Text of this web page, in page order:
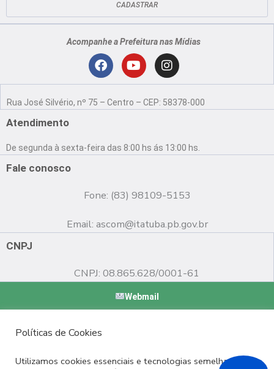
CADASTRAR
Acompanhe a Prefeitura nas Mídias
F
c
o
o
Y
u
b
e
I
n
s
g
r
Rua José Silvério, nº 75 – Centro – CEP: 58378-000
Atendimento
De segunda à sexta-feira das 8:00 hs ás 13:00 hs.
Fale conosco
Fone: (83) 98109-5153
Email: ascom@itatuba.pb.gov.br
CNPJ
CNPJ: 08.865.628/0001-61
Webmail
Políticas de Cookies
Utilizamos cookies essenciais e tecnologias semelhantes de